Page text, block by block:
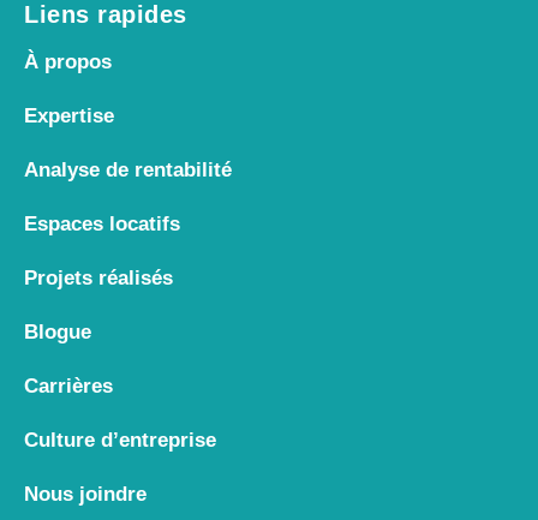
Liens rapides
À propos
Expertise
Analyse de rentabilité
Espaces locatifs
Projets réalisés
Blogue
Carrières
Culture d’entreprise
Nous joindre